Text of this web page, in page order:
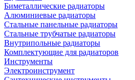
Биметаллические радиаторы
Алюминиевые радиаторы
Стальные панельные радиаторы
Стальные трубчатые радиаторы
Внутрипольные радиаторы
Комплектующие для радиаторов
Инструменты
Электроинструмент